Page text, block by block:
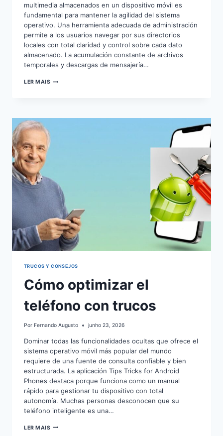
multimedia almacenados en un dispositivo móvil es
fundamental para mantener la agilidad del sistema
operativo. Una herramienta adecuada de administración
permite a los usuarios navegar por sus directorios
locales con total claridad y control sobre cada dato
almacenado. La acumulación constante de archivos
temporales y descargas de mensajería…
LER MAISCÓMO
MÓVIL
TRUCOS Y CONSEJOS
Cómo optimizar el
teléfono con trucos
Por Fernando Augusto junho 23, 2026
Dominar todas las funcionalidades ocultas que ofrece el
sistema operativo móvil más popular del mundo
requiere de una fuente de consulta confiable y bien
estructurada. La aplicación Tips Tricks for Android
Phones destaca porque funciona como un manual
rápido para gestionar tu dispositivo con total
autonomía. Muchas personas desconocen que su
teléfono inteligente es una…
LER MAIS CÓMO